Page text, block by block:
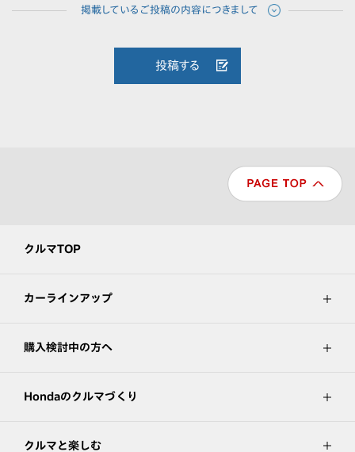
投稿する
クルマTOP
カーラインアップ
購入検討中の方へ
Hondaのクルマづくり
クルマと楽しむ